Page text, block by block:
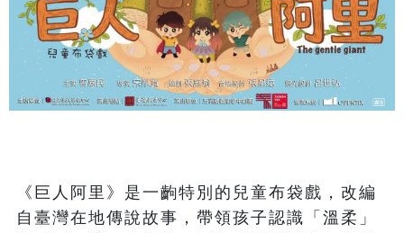
《巨人阿里》是一齣特別的兒童布袋戲，改編
自臺灣在地傳說故事，帶領孩子認識「溫柔」